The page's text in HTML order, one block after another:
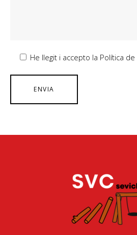
He llegit i accepto la Política de